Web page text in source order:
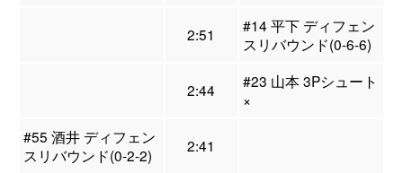
2:51
#14 平下 ディフェン
スリバウンド(0-6-6)
2:44
#23 山本 3Pシュート
×
#55 酒井 ディフェン
スリバウンド(0-2-2)
2:41